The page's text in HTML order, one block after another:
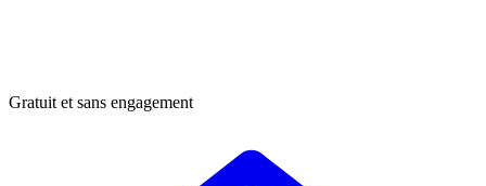
Gratuit et sans engagement